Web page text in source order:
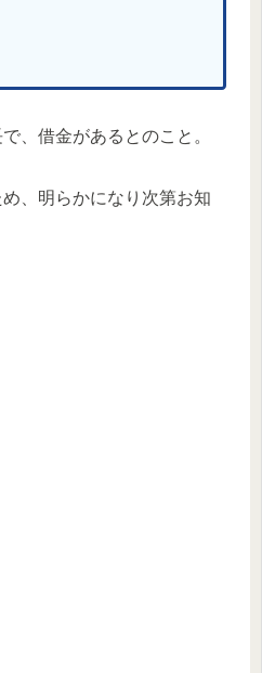
、借金があるとのこと。
、明らかになり次第お知